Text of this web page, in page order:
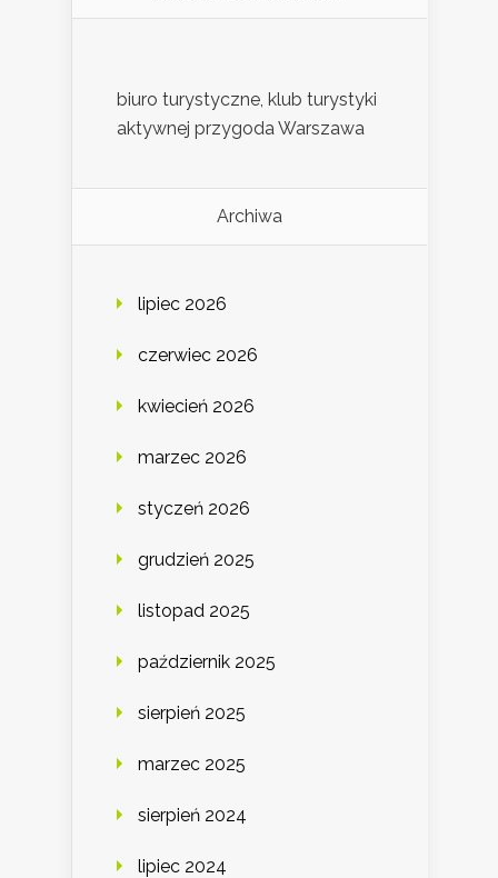
biuro turystyczne, klub turystyki
aktywnej przygoda Warszawa
Archiwa
lipiec 2026
czerwiec 2026
kwiecień 2026
marzec 2026
styczeń 2026
grudzień 2025
listopad 2025
październik 2025
sierpień 2025
marzec 2025
sierpień 2024
lipiec 2024